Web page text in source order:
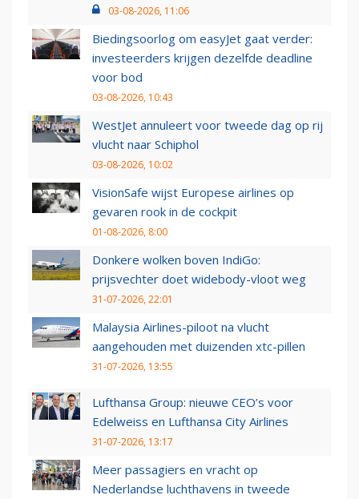
03-08-2026, 11:06
Biedingsoorlog om easyJet gaat verder:
investeerders krijgen dezelfde deadline
voor bod
03-08-2026, 10:43
WestJet annuleert voor tweede dag op rij
vlucht naar Schiphol
03-08-2026, 10:02
VisionSafe wijst Europese airlines op
gevaren rook in de cockpit
01-08-2026, 8:00
Donkere wolken boven IndiGo:
prijsvechter doet widebody-vloot weg
31-07-2026, 22:01
Malaysia Airlines-piloot na vlucht
aangehouden met duizenden xtc-pillen
31-07-2026, 13:55
Lufthansa Group: nieuwe CEO’s voor
Edelweiss en Lufthansa City Airlines
31-07-2026, 13:17
Meer passagiers en vracht op
Nederlandse luchthavens in tweede